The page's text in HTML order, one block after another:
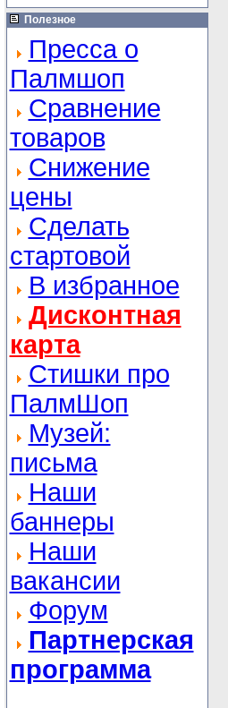
Полезное
Пресса о
Палмшоп
Сравнение
товаров
Снижение
цены
Сделать
стартовой
В избранное
Дисконтная
карта
Стишки про
ПалмШоп
Музей:
письма
Наши
баннеры
Наши
вакансии
Форум
Партнерская
программа